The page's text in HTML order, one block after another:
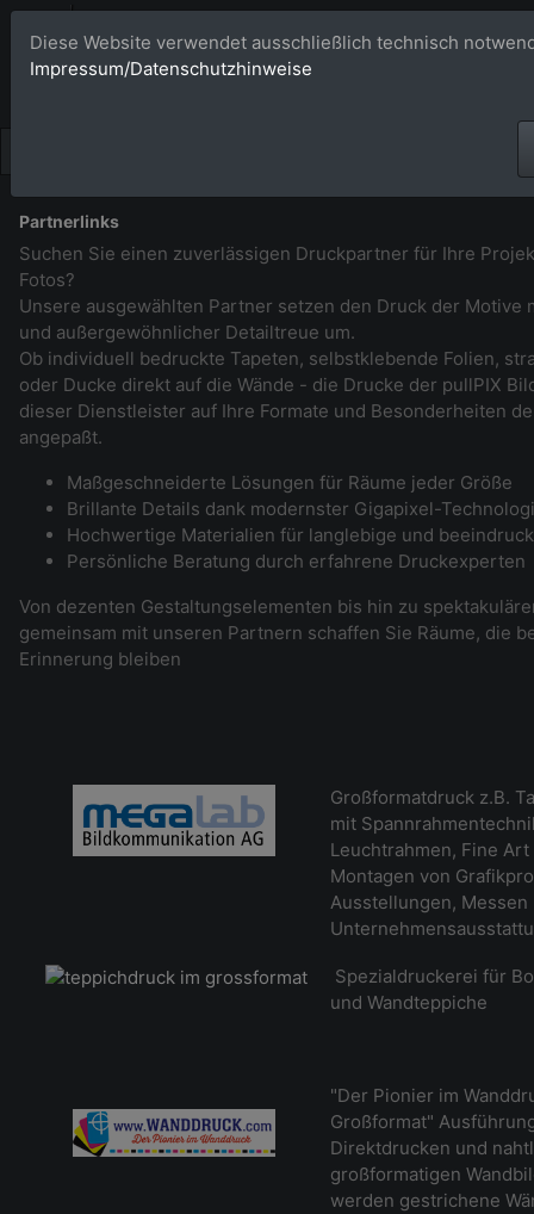
Bildagentur
Partnerlinks
Suchen Sie einen zuverlässigen Druckpartner für Ihre
Fotos?
Unsere ausgewählten Partner setzen den Druck der Motive
und außergewöhnlicher Detailtreue um.
Ob individuell bedruckte Tapeten, selbstklebende Folien,
oder Ducke direkt auf die Wände - die Drucke der pullPIX
dieser Dienstleister auf Ihre Formate und Besonderheiten
angepaßt.
Maßgeschneiderte Lösungen für Räume jeder Größe
Brillante Details dank modernster Gigapixel-
Hochwertige Materialien für langlebige und
Persönliche Beratung durch erfahrene Druckexperten
Von dezenten Gestaltungselementen bis hin zu
gemeinsam mit unseren Partnern schaffen Sie Räume, die
Erinnerung bleiben
Großformatdruck z.B.
mit
Leuchtrahmen, Fine
Montagen von
Ausstellungen, Messen
Spezialdruckerei für
und Wandteppiche
"Der Pionier im
Großformat"
Direktdrucken und
großformatigen
werden gestrichene
Diese Website verwendet ausschließlich technisch
Impressum/Datenschutzhinweise